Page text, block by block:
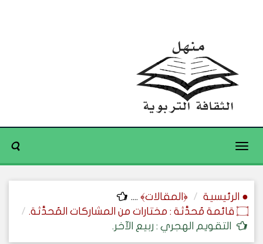
Toggle
● الرئيسية ﴿المقالات﴾ ....
۝ قائمة مُحدَّثة : مختارات من المشاركات المُحدَّثة.
التقويم الهجري : ربيع الآخر.